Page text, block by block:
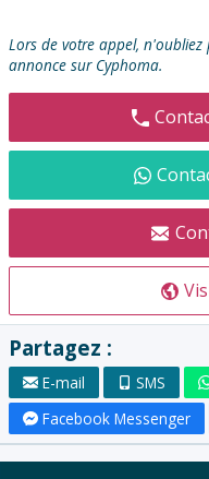
Lors de votre appel,
annonce sur Cyphoma.
Partagez :
E-mail SMS
Facebook Messenger